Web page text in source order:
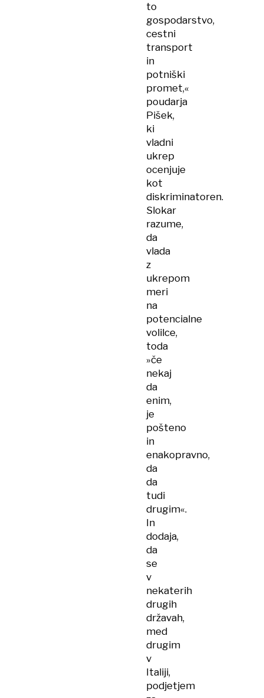
to
gospodarstvo,
cestni
transport
in
potniški
promet,«
poudarja
Pišek,
ki
vladni
ukrep
ocenjuje
kot
diskriminatoren.
Slokar
razume,
da
vlada
z
ukrepom
meri
na
potencialne
volilce,
toda
»če
nekaj
da
enim,
je
pošteno
in
enakopravno,
da
da
tudi
drugim«.
In
dodaja,
da
se
v
nekaterih
drugih
državah,
med
drugim
v
Italiji,
podjetjem